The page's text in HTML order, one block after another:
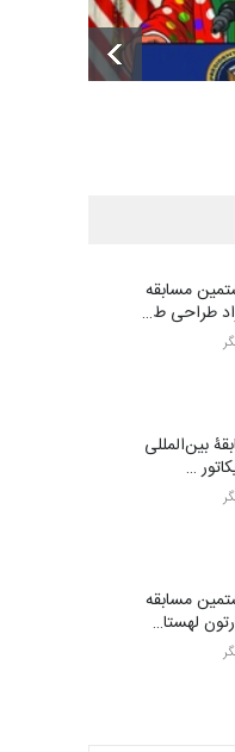
مسابقه
طراحی ط…
بین‌المللی
…
مسابقه
لهستا…